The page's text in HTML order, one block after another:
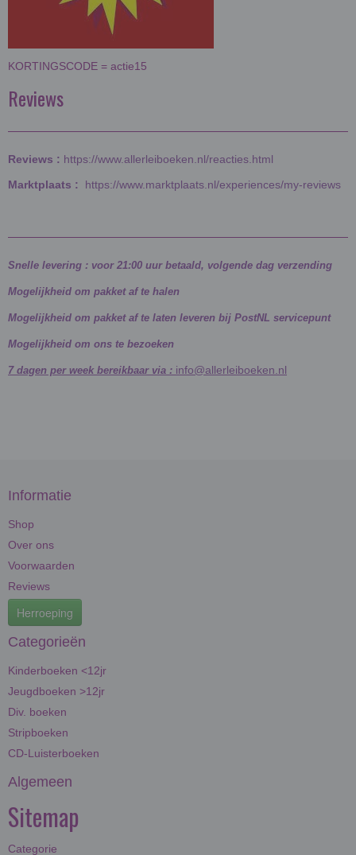
KORTINGSCODE = actie15
Reviews
Reviews : https://www.allerleiboeken.nl/reacties.html
Marktplaats : https://www.marktplaats.nl/experiences/my-reviews
Snelle levering : voor 21:00 uur betaald, volgende dag verzending
Mogelijkheid om pakket af te halen
Mogelijkheid om pakket af te laten leveren bij PostNL servicepunt
Mogelijkheid om ons te bezoeken
7 dagen per week bereikbaar via : info@allerleiboeken.nl
Informatie
Shop
Over ons
Voorwaarden
Reviews
Herroeping
Categorieën
Kinderboeken <12jr
Jeugdboeken >12jr
Div. boeken
Stripboeken
CD-Luisterboeken
Algemeen
Sitemap
Categorie